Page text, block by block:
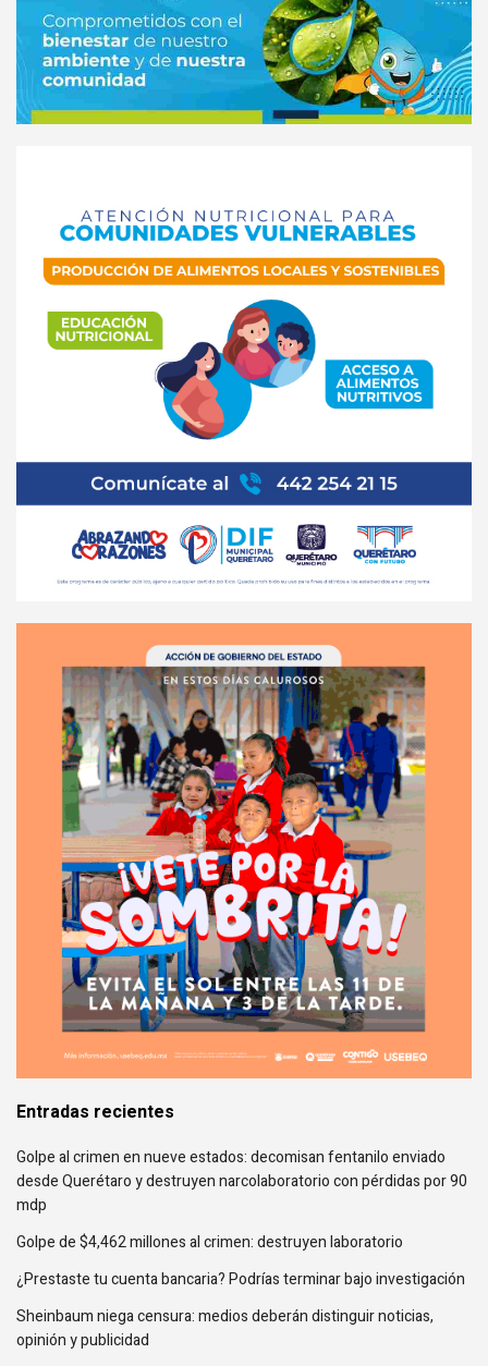
Entradas recientes
Golpe al crimen en nueve estados: decomisan fentanilo enviado
desde Querétaro y destruyen narcolaboratorio con pérdidas por 90
mdp
Golpe de $4,462 millones al crimen: destruyen laboratorio
¿Prestaste tu cuenta bancaria? Podrías terminar bajo investigación
Sheinbaum niega censura: medios deberán distinguir noticias,
opinión y publicidad